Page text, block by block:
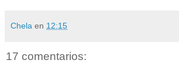
Chela en 12:15
17 comentarios: